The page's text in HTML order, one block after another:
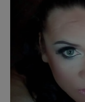
ACTUALIDAD
INVESTIGACIONES
VIH & SIDA
ESCUELA
NOSOTRES